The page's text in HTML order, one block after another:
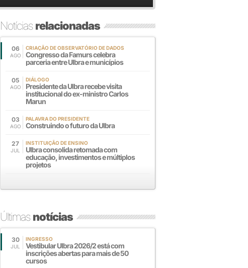
Notíciasrelacionadas
06
AGO
CRIAÇÃO DE OBSERVATÓRIO DE DADOS
Congresso da Famurs celebra
parceria entre Ulbra e municípios
05
AGO
DIÁLOGO
Presidente da Ulbra recebe visita
institucional do ex-ministro Carlos
Marun
03
AGO
PALAVRA DO PRESIDENTE
Construindo o futuro da Ulbra
27
JUL
INSTITUIÇÃO DE ENSINO
Ulbra consolida retomada com
educação, investimentos e múltiplos
projetos
Últimasnotícias
30
JUL
INGRESSO
Vestibular Ulbra 2026/2 está com
inscrições abertas para mais de 50
cursos